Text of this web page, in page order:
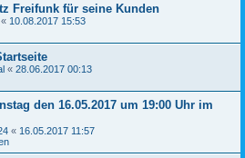
Freifunk für seine Kunden
« 10.08.2017 15:53
« 28.06.2017 00:13
den 16.05.2017 um 19:00 Uhr im
« 16.05.2017 11:57